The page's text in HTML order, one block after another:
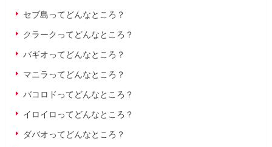
セブ島ってどんなところ？
クラークってどんなところ？
バギオってどんなところ？
マニラってどんなところ？
バコロドってどんなところ？
イロイロってどんなところ？
ダバオってどんなところ？